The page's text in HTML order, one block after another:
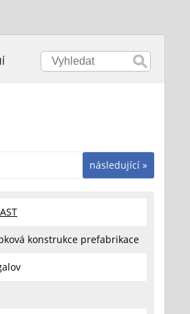
následující »
konstrukce prefabrikace